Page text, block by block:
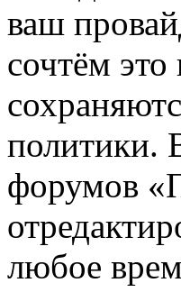
ваш
сочтём
политики.
форумов
любое